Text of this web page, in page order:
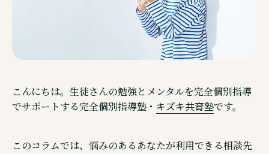
こんにちは。生徒さんの勉強とメンタルを完全個別指導
でサポートする完全個別指導塾・ キズキ共育塾です。
このコラムでは、悩みのあるあなたが利用できる相談先